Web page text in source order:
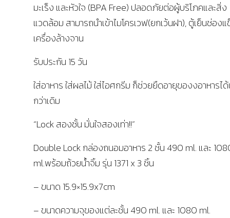
มะเร็ง และหัวใจ (BPA Free) ปลอดภัยต่อผู้บริโภคและสิ่ง
แวดล้อม สามารถนำเข้าไมโครเวฟ(ยกเว้นฝา), ตู้เย็นช่อง
เครื่องล้างจาน
รับประกัน 15 วัน
ใส่อาหาร ใส่ผลไม้ ใส่ไอศกรีม ก็ช่วยยืดอายุของงอาหารไ
กว่าเดิม
“Lock สองชั้น มั่นใจสองเท่า!!”
Double Lock กล่องถนอมอาหาร 2 ชั้น 490 ml. และ
ml.พร้อมถ้วยน้ำจิ้ม รุ่น 1371 x 3 ชิ้น
– ขนาด 15.9×15.9x7cm
– ขนาดความจุของแต่ละชั้น 490 ml. และ 1080 ml.